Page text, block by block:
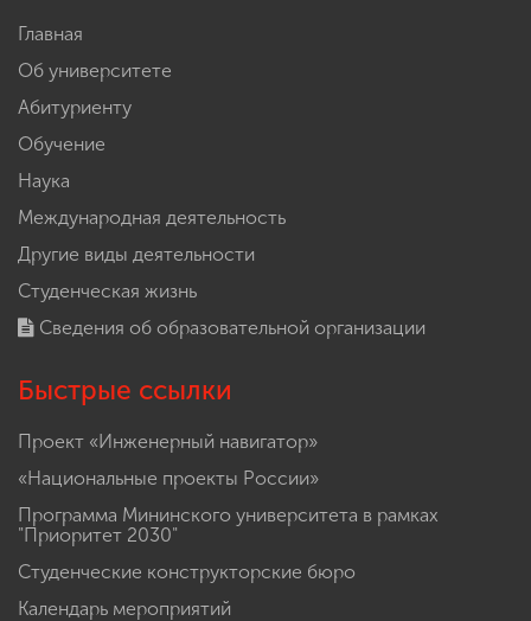
Главная
Об университете
Абитуриенту
Обучение
Наука
Международная деятельность
Другие виды деятельности
Студенческая жизнь
Сведения об образовательной организации
Быстрые ссылки
Проект «Инженерный навигатор»
«Национальные проекты России»
Программа Мининского университета в рамках
"Приоритет 2030"
Студенческие конструкторские бюро
Календарь мероприятий